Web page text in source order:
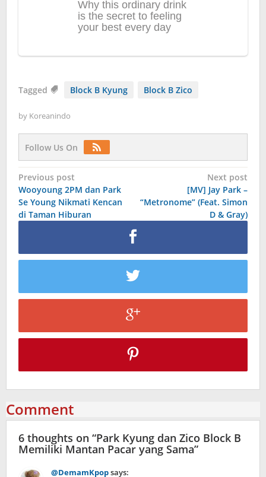
Tagged Block B Kyung Block B Zico
by Koreanindo
Follow Us On
Post
navigation
Previous post
Wooyoung 2PM dan Park
Se Young Nikmati Kencan
di Taman Hiburan
Next post
[MV] Jay Park –
“Metronome” (Feat. Simon
D & Gray)
Comment
6 thoughts on “Park Kyung dan Zico Block B
Memiliki Mantan Pacar yang Sama”
@DemamKpopsays: